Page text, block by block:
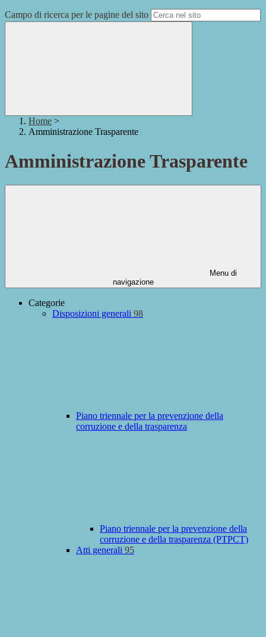
Campo di ricerca per le pagine del sito
Home >
Amministrazione Trasparente
Amministrazione Trasparente
Menu di
navigazione
Categorie
Disposizioni generali 98
Piano triennale per la prevenzione della
corruzione e della trasparenza
Piano triennale per la prevenzione della
corruzione e della trasparenza (PTPCT)
Atti generali 95